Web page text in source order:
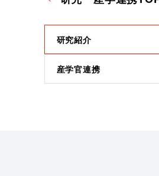
研究紹介
産学官連携